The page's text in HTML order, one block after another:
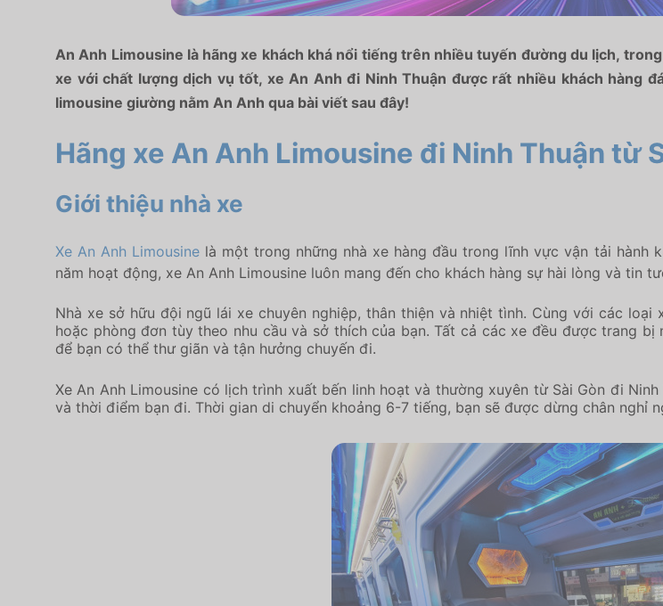
An Anh Limousine là hãng xe khách khá nổi tiếng trên nhiều tuyến đường du lịch,
xe với chất lượng dịch vụ tốt, xe An Anh đi Ninh Thuận được rất nhiều khách hàng
limousine giường nằm An Anh qua bài viết sau đây!
Hãng xe An Anh Limousine đi Ninh Thuận từ
Giới thiệu nhà xe
Xe An Anh Limousine là một trong những nhà xe hàng đầu trong lĩnh vực vận tải hành
năm hoạt động, xe An Anh Limousine luôn mang đến cho khách hàng sự hài lòng và tin
Nhà xe sở hữu đội ngũ lái xe chuyên nghiệp, thân thiện và nhiệt tình. Cùng với các
hoặc phòng đơn tùy theo nhu cầu và sở thích của bạn. Tất cả các xe đều được trang
để bạn có thể thư giãn và tận hưởng chuyến đi.
Xe An Anh Limousine có lịch trình xuất bến linh hoạt và thường xuyên từ Sài Gòn đi
và thời điểm bạn đi. Thời gian di chuyển khoảng 6-7 tiếng, bạn sẽ được dừng chân nghỉ